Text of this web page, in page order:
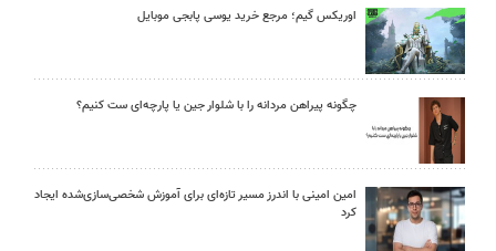
اوریکس گیم؛ مرجع خرید یوسی پابجی موبایل
چگونه پیراهن مردانه را با شلوار جین یا پارچه‌ای ست کنیم؟
امین امینی با اندرز مسیر تازه‌ای برای آموزش شخصی‌سازی‌شده ایجاد
کرد